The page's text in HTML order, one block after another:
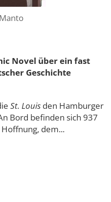
Novel über ein fast
Geschichte
St. Louis den Hamburger
Bord befinden sich 937
dem...